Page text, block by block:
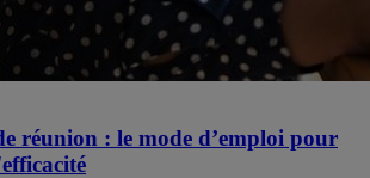
réunion : le mode d’emploi pour